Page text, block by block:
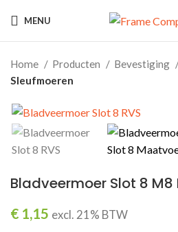
MENU
Home Producten Bevestiging
Sleufmoeren
Bladveermoer Slot 8 M8
€ 1,15 excl. 21% BTW